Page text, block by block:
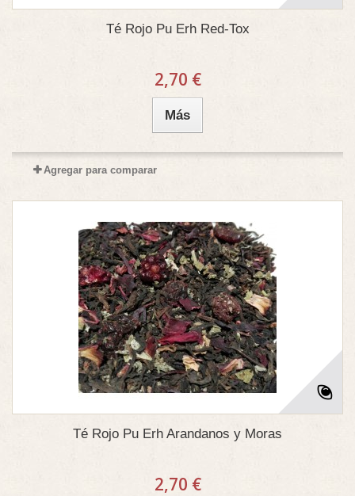
Té Rojo Pu Erh Red-Tox
2,70 €
Más
Agregar para comparar
Té Rojo Pu Erh Arandanos y Moras
2,70 €